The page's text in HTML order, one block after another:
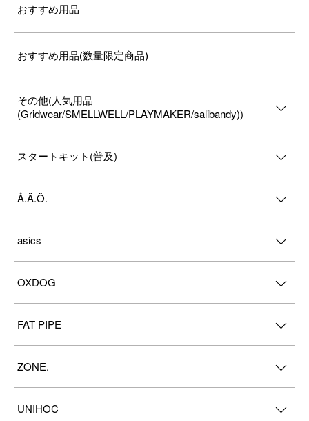
おすすめ用品
おすすめ用品(数量限定商品)
その他(人気用品
(Gridwear/SMELLWELL/PLAYMAKER/salibandy))
スタートキット(普及)
Å.Ä.Ö.
asics
OXDOG
FAT PIPE
ZONE.
UNIHOC